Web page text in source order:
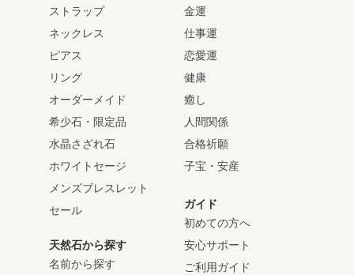
ストラップ
ネックレス
ピアス
リング
オーダーメイド
希少石・限定品
水晶さざれ石
ホワイトセージ
メンズブレスレット
セール
金運
仕事運
恋愛運
健康
癒し
人間関係
合格祈願
子宝・安産
天然石から探す
名前から探す
ガイド
初めての方へ
安心サポート
ご利用ガイド